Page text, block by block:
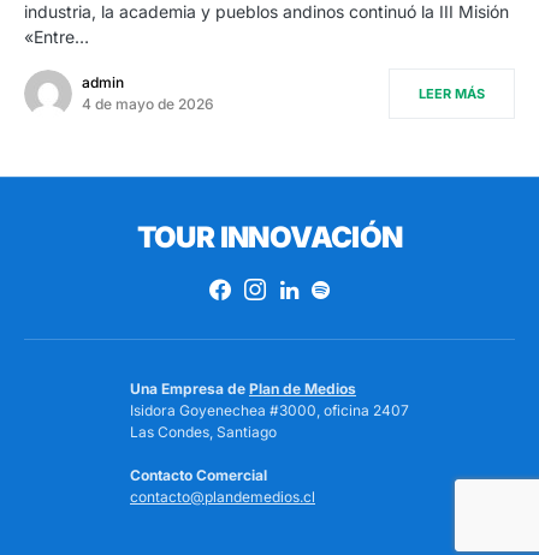
industria, la academia y pueblos andinos continuó la III Misión
«Entre…
admin
4 de mayo de 2026
LEER MÁS
TOUR INNOVACIÓN
Una Empresa de Plan de Medios
Isidora Goyenechea #3000, oficina 2407
Las Condes, Santiago
Contacto Comercial
contacto@plandemedios.cl